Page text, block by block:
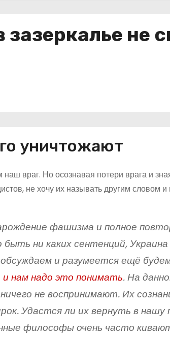
не
уничтожают
враг. Но осознавая потери врага и
не хочу их называть другим словом и
фашизма и полное
ни каких сентенций,
и разумеется ещё
и нам надо это понимать. На
не воспринимают. Их
Удастся ли их вернуть в
философы очень часто